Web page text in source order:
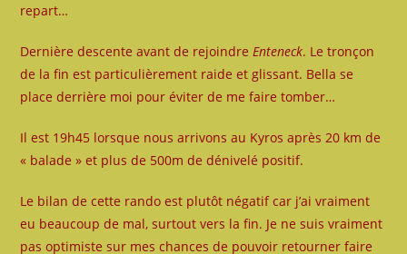
repart…
Dernière descente avant de rejoindre Enteneck. Le tronçon
de la fin est particulièrement raide et glissant. Bella se
place derrière moi pour éviter de me faire tomber…
Il est 19h45 lorsque nous arrivons au Kyros après 20 km de
« balade » et plus de 500m de dénivelé positif.
Le bilan de cette rando est plutôt négatif car j’ai vraiment
eu beaucoup de mal, surtout vers la fin. Je ne suis vraiment
pas optimiste sur mes chances de pouvoir retourner faire